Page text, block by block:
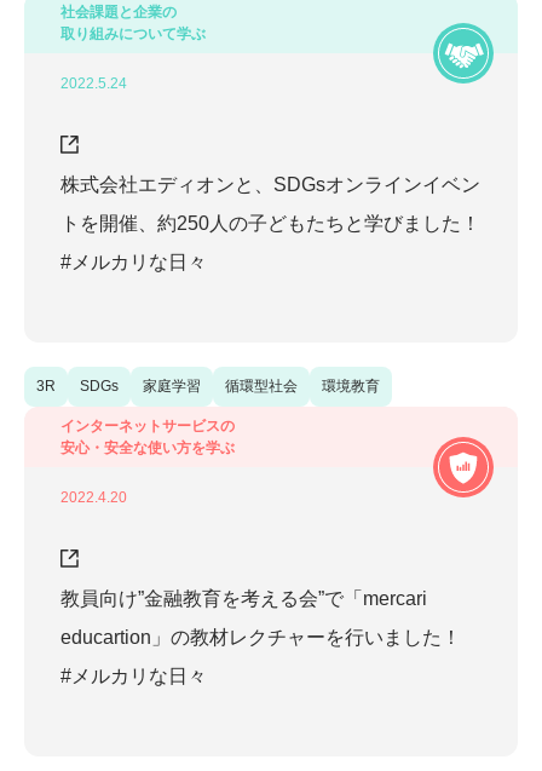
社会課題と企業の
取り組みについて学ぶ
2022.5.24
株式会社エディオンと、SDGsオンラインイベン
トを開催、約250人の子どもたちと学びました！
#メルカリな日々
3R SDGs 家庭学習 循環型社会 環境教育
インターネットサービスの
安心・安全な使い方を学ぶ
2022.4.20
教員向け”金融教育を考える会”で「mercari
educartion」の教材レクチャーを行いました！
#メルカリな日々